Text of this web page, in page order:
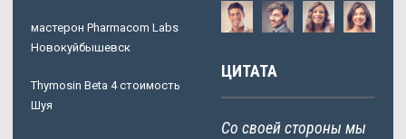
мастерон Pharmacom Labs
Новокуйбышевск
Thymosin Beta 4 стоимость
Шуя
ЦИТАТА
Со своей стороны мы